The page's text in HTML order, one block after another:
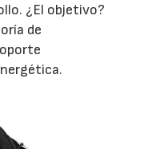
¿El objetivo?
de